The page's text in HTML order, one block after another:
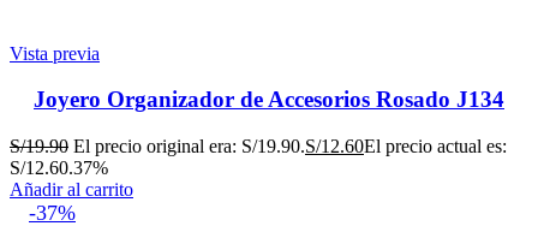
Vista previa
Joyero Organizador de Accesorios Rosado J134
S/19.90 El precio original era: S/19.90.S/12.60El precio actual es:
S/12.60.37%
Añadir al carrito
-37%